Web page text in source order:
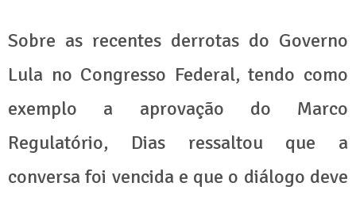
Sobre as recentes derrotas do Governo
Lula no Congresso Federal, tendo como
exemplo a aprovação do Marco
Regulatório, Dias ressaltou que a
conversa foi vencida e que o diálogo deve